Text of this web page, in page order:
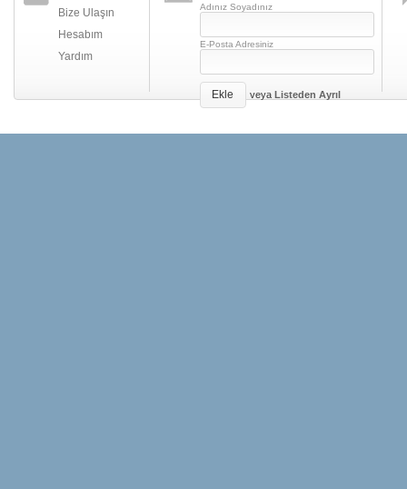
Bize Ulaşın
Hesabım
Yardım
Adınız Soyadınız
E-Posta Adresiniz
Ekle veya Listeden Ayrıl